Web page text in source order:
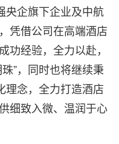
央企旗下企业及中航
凭借公司在高端酒店
功经验，全力以赴，
”，同时也将继续秉
理念，全力打造酒店
细致入微、温润于心